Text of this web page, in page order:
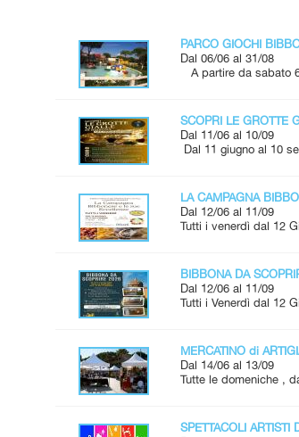
PARCO GIOCHI
Dal 06/06 al 31/08
A partire da sabato
SCOPRI LE GROTTE
Dal 11/06 al 10/09
Dal 11 giugno al 10
LA CAMPAGNA
Dal 12/06 al 11/09
Tutti i venerdì dal 12
BIBBONA DA
Dal 12/06 al 11/09
Tutti i Venerdì dal 12
MERCATINO di
Dal 14/06 al 13/09
Tutte le domeniche ,
SPETTACOLI ARTISTI